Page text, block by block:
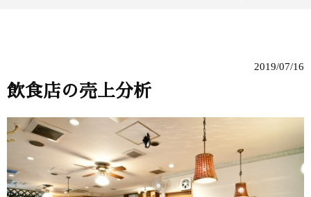
2019/07/16
飲食店の売上分析